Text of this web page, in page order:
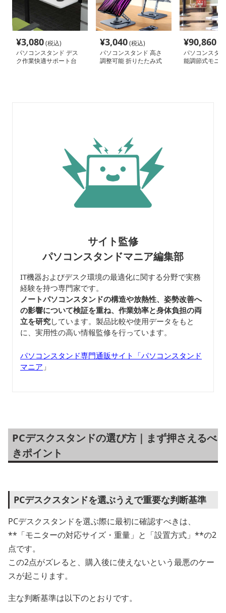
¥3,080(税込)
パソコンスタンド デス
ク作業快適サポート台
¥3,040(税込)
パソコンスタンド 高さ
調整可能 折りたたみ式
¥90,860
パソコンスタ
能調節式モニ
サイト監修
パソコンスタンドマニア編集部
IT機器およびデスク環境の最適化に関する分野で実務
経験を持つ専門家です。
ノートパソコンスタンドの構造や放熱性、姿勢改善へ
の影響について検証を重ね、作業効率と身体負担の両
立を研究しています。製品比較や使用データをもと
に、実用性の高い情報監修を行っています。
パソコンスタンド専門通販サイト「パソコンスタンド
マニア 」
PCデスクスタンドの選び方｜まず押さえるべ
きポイント
PCデスクスタンドを選ぶうえで重要な判断基準
PCデスクスタンドを選ぶ際に最初に確認すべきは、
**「モニターの対応サイズ・重量」と「設置方式」**の2
点です。
この2点がズレると、購入後に使えないという最悪のケー
スが起こります。
主な判断基準は以下のとおりです。